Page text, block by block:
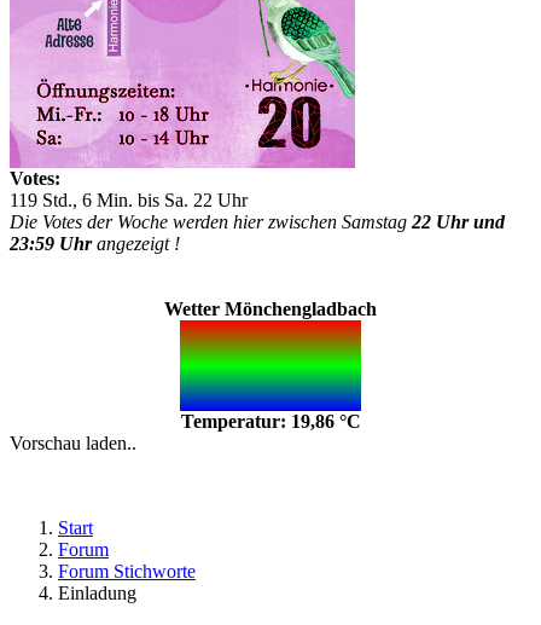
Votes:
119 Std., 6 Min. bis Sa. 22 Uhr
Die Votes der Woche werden hier zwischen Samstag 22 Uhr und
23:59 Uhrangezeigt !
Wetter Mönchengladbach
Temperatur: 19,86 °C
Vorschau laden..
Start
Forum
Forum Stichworte
Einladung